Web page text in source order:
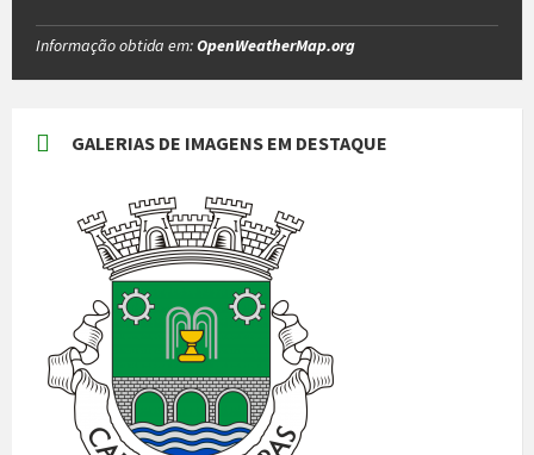
Informação obtida em:OpenWeatherMap.org
GALERIAS DE IMAGENS EM DESTAQUE